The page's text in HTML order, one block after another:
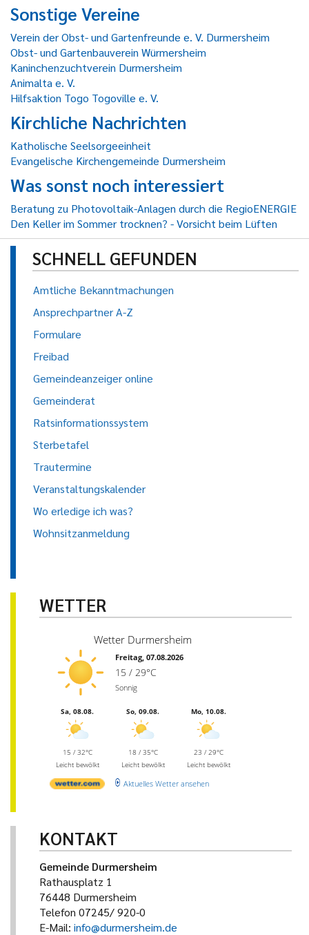
Sonstige Vereine
Verein der Obst- und Gartenfreunde e. V. Durmersheim
Obst- und Gartenbauverein Würmersheim
Kaninchenzuchtverein Durmersheim
Animalta e. V.
Hilfsaktion Togo Togoville e. V.
Kirchliche Nachrichten
Katholische Seelsorgeeinheit
Evangelische Kirchengemeinde Durmersheim
Was sonst noch interessiert
Beratung zu Photovoltaik-Anlagen durch die RegioENERGIE
Den Keller im Sommer trocknen? - Vorsicht beim Lüften
SCHNELL GEFUNDEN
Amtliche Bekanntmachungen
Ansprechpartner A-Z
Formulare
Freibad
Gemeindeanzeiger online
Gemeinderat
Ratsinformationssystem
Sterbetafel
Trautermine
Veranstaltungskalender
Wo erledige ich was?
Wohnsitzanmeldung
WETTER
Wetter Durmersheim
Freitag, 07.08.2026
15 / 29°C
Sonnig
Sa, 08.08.
15 / 32°C
Leicht bewölkt
So, 09.08.
18 / 35°C
Leicht bewölkt
Mo, 10.08.
23 / 29°C
Leicht bewölkt
Aktuelles Wetter ansehen
KONTAKT
Gemeinde Durmersheim
Rathausplatz 1
76448 Durmersheim
Telefon 07245/ 920-0
E-Mail: info@durmersheim.de